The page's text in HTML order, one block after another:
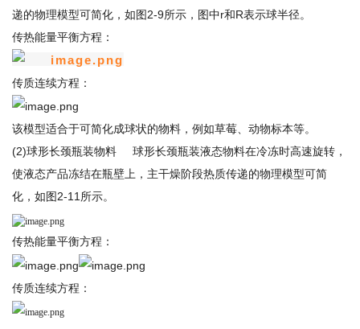
递的物理模型可简化，如图2-9所示，图中r和R表示球半径。
传热能量平衡方程：
传质连续方程：
该模型适合于可简化成球状的物料，例如草莓、动物标本等。
(2)球形长颈瓶装物料 球形长颈瓶装液态物料在冷冻时高速旋转，
使液态产品冻结在瓶壁上，主干燥阶段热质传递的物理模型可简
化，如图2-11所示。
传热能量平衡方程：
传质连续方程：